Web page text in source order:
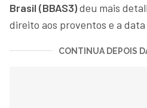
Brasil (BBAS3)deu mais
direito aos proventos e a
CONTINUA DEPOIS